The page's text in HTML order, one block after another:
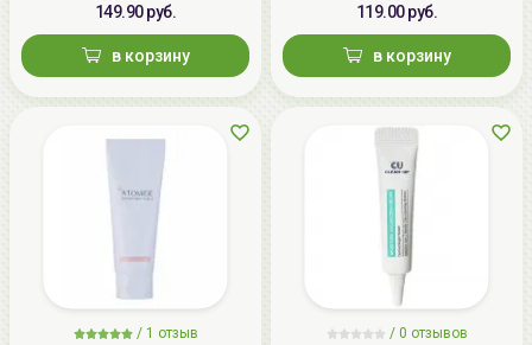
149.90 руб.
в корзину
119.00 руб.
в корзину
/ 1 отзыв
/ 0 отзывов